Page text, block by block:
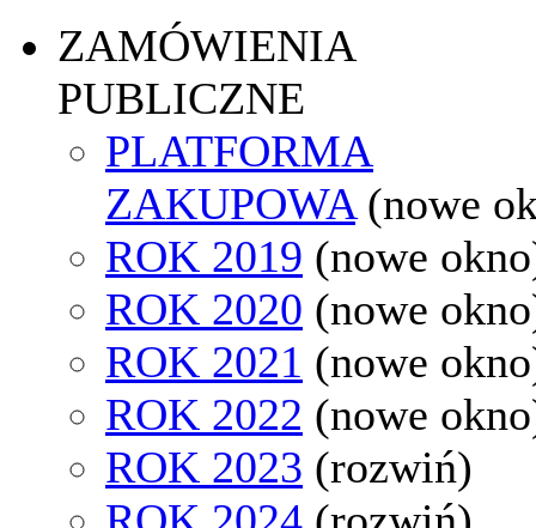
ZAMÓWIENIA
PUBLICZNE
PLATFORMA
ZAKUPOWA (nowe
ROK 2019 (nowe
ROK 2020 (nowe
ROK 2021 (nowe
ROK 2022 (nowe
ROK 2023 (rozwiń)